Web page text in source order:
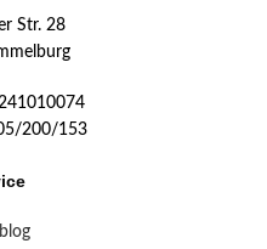
Str. 28
200/153